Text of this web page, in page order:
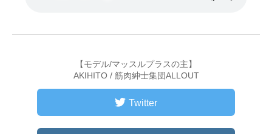
【モデル/マッスルプラスの主】
AKIHITO / 筋肉紳士集団ALLOUT
Twitter